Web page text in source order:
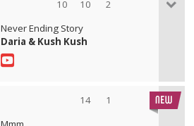
10 10 2
Never Ending Story
Daria & Kush Kush
14
1